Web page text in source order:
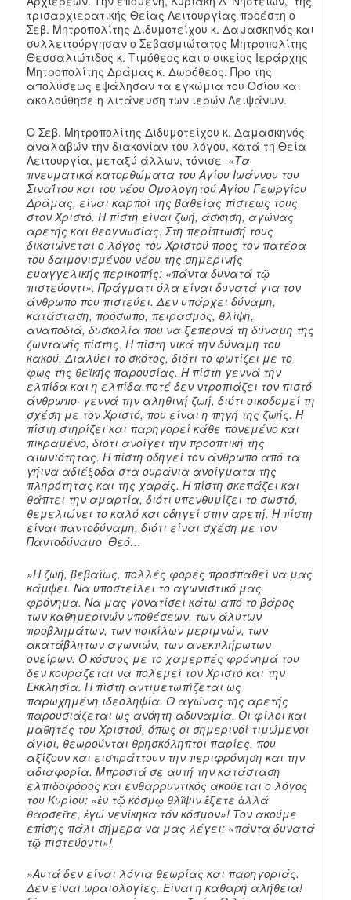
τρισαρχιερατικής Θείας Λειτουργίας προέστη ο
Σεβ. Μητροπολίτης Διδυμοτείχου κ. Δαμασκηνός και
συλλειτούργησαν ο Σεβασμιώτατος Μητροπολίτης
Θεσσαλιώτιδος κ. Τιμόθεος και ο οικείος Ιεράρχης
Μητροπολίτης Δράμας κ. Δωρόθεος. Προ της
απολύσεως εψάλησαν τα εγκώμια του Οσίου και
ακολούθησε η λιτάνευση των ιερών Λειψάνων.
Ο Σεβ. Μητροπολίτης Διδυμοτείχου κ. Δαμασκηνός
αναλαβών την διακονίαν του λόγου, κατά τη Θεία
Λειτουργία, μεταξύ άλλων, τόνισε· «Τα
πνευματικά κατορθώματα του Αγίου Ιωάννου του
Σιναΐτου και του νέου Ομολογητού Αγίου Γεωργίου
Δράμας, είναι καρποί της βαθείας πίστεως τους
στον Χριστό. Η πίστη είναι ζωή, άσκηση, αγώνας
αρετής και θεογνωσίας. Στη περίπτωσή τους
δικαιώνεται ο λόγος του Χριστού προς τον πατέρα
του δαιμονισμένου νέου της σημερινής
ευαγγελικής περικοπής: «πάντα δυνατά τῷ
πιστεύοντι». Πράγματι όλα είναι δυνατά για τον
άνθρωπο που πιστεύει. Δεν υπάρχει δύναμη,
κατάσταση, πρόσωπο, πειρασμός, θλίψη,
αναποδιά, δυσκολία που να ξεπερνά τη δύναμη της
ζωντανής πίστης. Η πίστη νικά την δύναμη του
κακού. Διαλύει το σκότος, διότι το φωτίζει με το
φως της θεϊκής παρουσίας. Η πίστη γεννά την
ελπίδα και η ελπίδα ποτέ δεν ντροπιάζει τον πιστό
άνθρωπο· γεννά την αληθινή ζωή, διότι οικοδομεί τη
σχέση με τον Χριστό, που είναι η πηγή της ζωής. Η
πίστη στηρίζει και παρηγορεί κάθε πονεμένο και
πικραμένο, διότι ανοίγει την προοπτική της
αιωνιότητας. Η πίστη οδηγεί τον άνθρωπο από τα
γήινα αδιέξοδα στα ουράνια ανοίγματα της
πληρότητας και της χαράς. Η πίστη σκεπάζει και
θάπτει την αμαρτία, διότι υπενθυμίζει το σωστό,
θεμελιώνει το καλό και οδηγεί στην αρετή. Η πίστη
είναι παντοδύναμη, διότι είναι σχέση με τον
Παντοδύναμο Θεό…
»Η ζωή, βεβαίως, πολλές φορές προσπαθεί να μας
κάμψει. Να υποστείλει το αγωνιστικό μας
φρόνημα. Να μας γονατίσει κάτω από το βάρος
των καθημερινών υποθέσεων, των άλυτων
προβλημάτων, των ποικίλων μεριμνών, των
ακατάβλητων αγωνιών, των ανεκπλήρωτων
ονείρων. Ο κόσμος με το χαμερπές φρόνημά του
δεν κουράζεται να πολεμεί τον Χριστό και την
Εκκλησία. Η πίστη αντιμετωπίζεται ως
παρωχημένη ιδεοληψία. Ο αγώνας της αρετής
παρουσιάζεται ως ανόητη αδυναμία. Οι φίλοι και
μαθητές του Χριστού, όπως οι σημερινοί τιμώμενοι
άγιοι, θεωρούνται θρησκόληπτοι παρίες, που
αξίζουν και εισπράττουν την περιφρόνηση και την
αδιαφορία. Μπροστά σε αυτή την κατάσταση
ελπιδοφόρος και ενθαρρυντικός ακούεται ο λόγος
του Κυρίου: «ἐν τῷ κόσμῳ θλῖψιν ἕξετε ἀλλά
θαρσεῖτε, ἐγώ νενίκηκα τόν κόσμον»! Τον ακούμε
επίσης πάλι σήμερα να μας λέγει: «πάντα δυνατά
τῷ πιστεύοντι»!
»Αυτά δεν είναι λόγια θεωρίας και παρηγοριάς.
Δεν είναι ωραιολογίες. Είναι η καθαρή αλήθεια!